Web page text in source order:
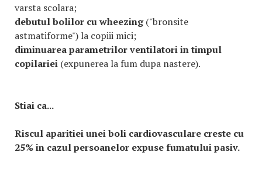
varsta scolara;
debutul bolilor cu wheezing("bronsite
astmatiforme") la copiii mici;
diminuarea parametrilor ventilatori in timpul
copilariei (expunerea la fum dupa nastere).
Stiai ca...
Riscul aparitiei unei boli cardiovasculare creste cu
25% in cazul persoanelor expuse fumatului pasiv.